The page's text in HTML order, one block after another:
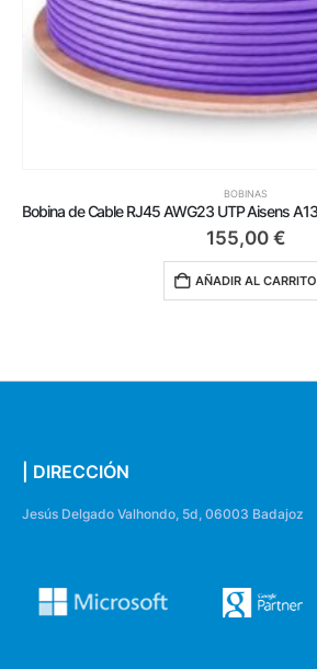
BOBINAS
155,00 €
AÑADIR AL CARRITO
| DIRECCIÓN
Jesús Delgado Valhondo, 5d, 06003 Badajoz